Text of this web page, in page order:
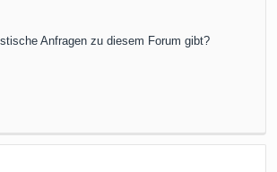
Anfragen zu diesem Forum gibt?